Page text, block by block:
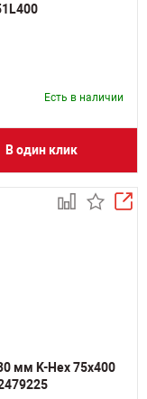
Есть в наличии
В один клик
мм K-Hex 75х400